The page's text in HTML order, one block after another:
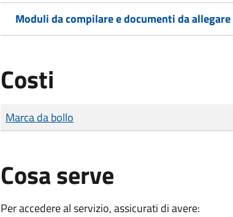
Moduli da compilare e documenti da allegare
Costi
Tipo di pagamento
Importo
Marca da bollo
Cosa serve
Per accedere al servizio, assicurati di avere: